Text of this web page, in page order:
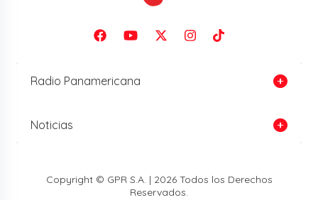
Radio Panamericana
Noticias
Copyright © GPR S.A. | 2026 Todos los Derechos
Reservados.